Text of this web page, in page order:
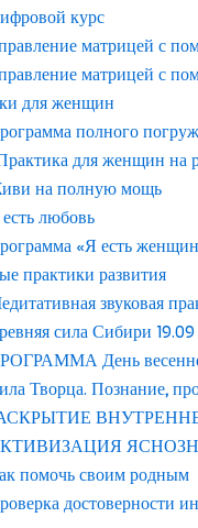
курс
матрицей с
матрицей с
для женщин
полного
для женщин на
на полную мощь
любовь
«Я есть
практики развития
звуковая
сила Сибири
День
Творца. Познание,
помочь своим родным
достоверности